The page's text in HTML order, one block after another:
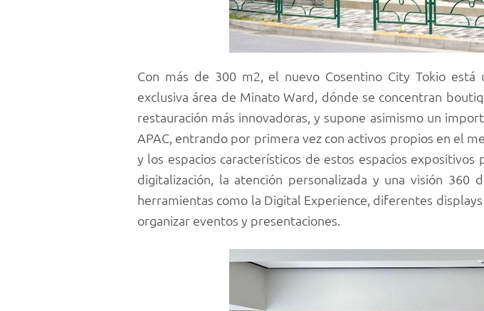
Con más de 300 m2, el nuevo Cosentino City Tokio
exclusiva área de Minato Ward, dónde se concentran
restauración más innovadoras, y supone asimismo un
APAC, entrando por primera vez con activos propios en el
y los espacios característicos de estos espacios
digitalización, la atención personalizada y una visión 360
herramientas como la Digital Experience, diferentes
organizar eventos y presentaciones.